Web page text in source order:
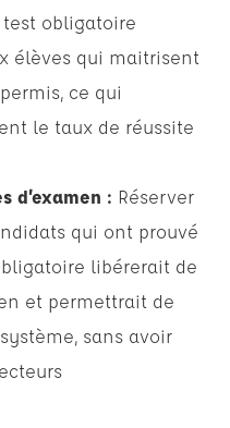
test obligatoire
élèves qui maitrisent
ce qui
le taux de réussite
d’examen : Réserver
qui ont prouvé
libérerait de
et permettrait de
sans avoir